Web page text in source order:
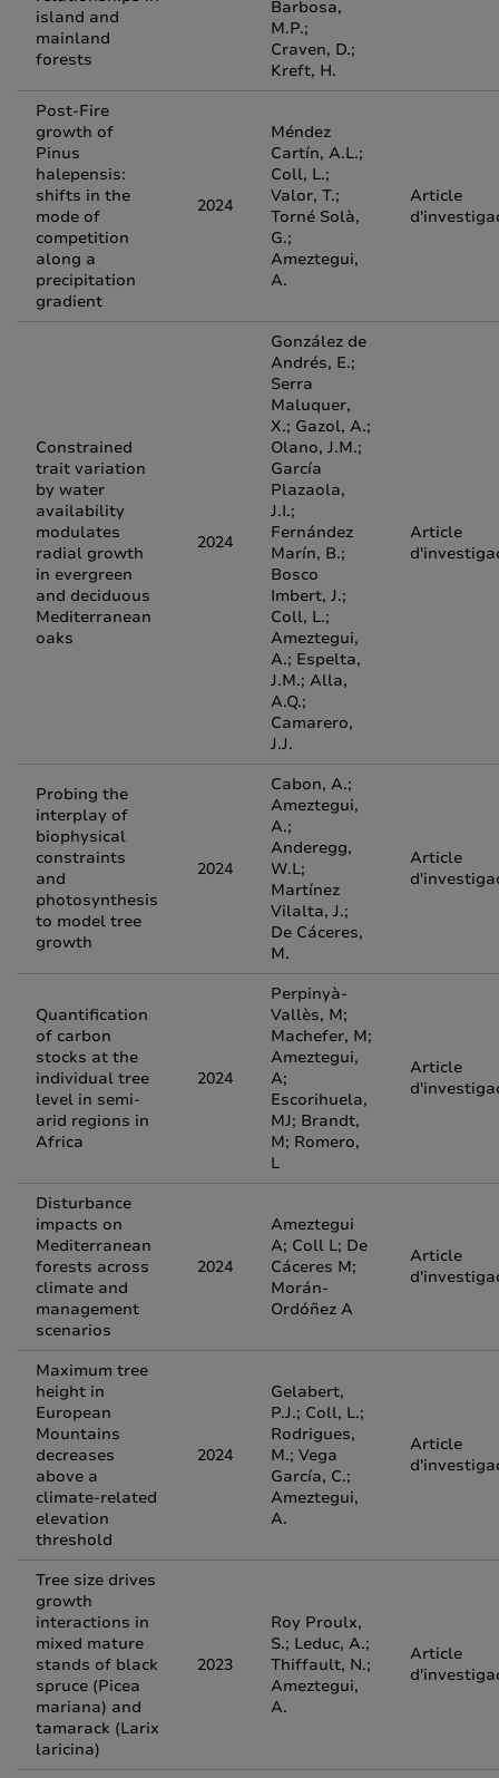
island and
mainland
forests
Barbosa,
M.P.;
Craven, D.;
Kreft, H.
Post-Fire
growth of
Pinus
halepensis:
shifts in the
mode of
competition
along a
precipitation
gradient
2024
Méndez
Cartín, A.L.;
Coll, L.;
Valor, T.;
Torné Solà,
G.;
Ameztegui,
A.
Article
Constrained
trait variation
by water
availability
modulates
radial growth
in evergreen
and deciduous
Mediterranean
oaks
2024
González de
Andrés, E.;
Serra
Maluquer,
X.; Gazol, A.;
Olano, J.M.;
García
Plazaola,
J.I.;
Fernández
Marín, B.;
Bosco
Imbert, J.;
Coll, L.;
Ameztegui,
A.; Espelta,
J.M.; Alla,
A.Q.;
Camarero,
J.J.
Article
Probing the
interplay of
biophysical
constraints
and
photosynthesis
to model tree
growth
2024
Cabon, A.;
Ameztegui,
A.;
Anderegg,
W.L;
Martínez
Vilalta, J.;
De Cáceres,
M.
Article
Quantification
of carbon
stocks at the
individual tree
level in semi-
arid regions in
Africa
2024
Perpinyà-
Vallès, M;
Machefer, M;
Ameztegui,
A;
Escorihuela,
MJ; Brandt,
M; Romero,
L
Article
Disturbance
impacts on
Mediterranean
forests across
climate and
management
scenarios
2024
Ameztegui
A; Coll L; De
Cáceres M;
Morán-
Ordóñez A
Article
Maximum tree
height in
European
Mountains
decreases
above a
climate-related
elevation
threshold
2024
Gelabert,
P.J.; Coll, L.;
Rodrigues,
M.; Vega
García, C.;
Ameztegui,
A.
Article
Tree size drives
growth
interactions in
mixed mature
stands of black
spruce (Picea
mariana) and
tamarack (Larix
laricina)
2023
Roy Proulx,
S.; Leduc, A.;
Thiffault, N.;
Ameztegui,
A.
Article